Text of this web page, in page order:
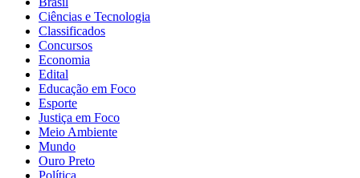
Ciências e Tecnologia
Classificados
Concursos
Economia
Edital
Educação em Foco
Esporte
Justiça em Foco
Meio Ambiente
Mundo
Ouro Preto